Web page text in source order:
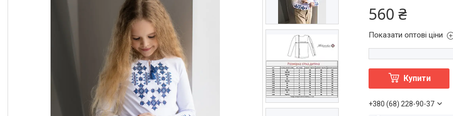
560 ₴
Показати оптові ціни
Купити
+380 (68) 228-90-37